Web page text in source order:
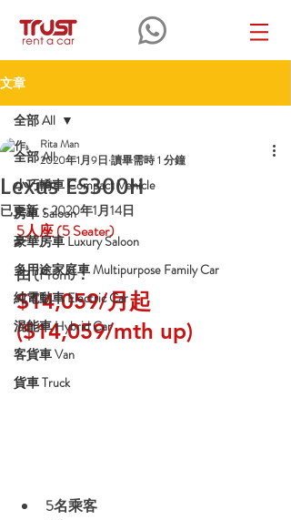
文章
全部 All
小巧轎車 Compact Vehicle
房車 Saloon
豪華房車 Luxury Saloon
多用途家庭車 Multipurpose Family Car
純電動車 Electric Car
混能車 Hybrid Car
客貨車 Van
貨車 Truck
全部 All
Lexus ES300H
Rita Man
2020年1月9日 讀畢需時 1 分鐘
已更新：2020年1月14日
5人座 (5 Seater)
由 (From)：
$14,059/月起
($14,059/mth up)
5名乘客